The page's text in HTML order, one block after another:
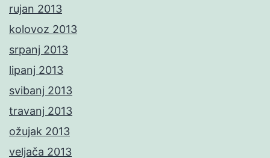
rujan 2013
kolovoz 2013
srpanj 2013
lipanj 2013
svibanj 2013
travanj 2013
ožujak 2013
veljača 2013